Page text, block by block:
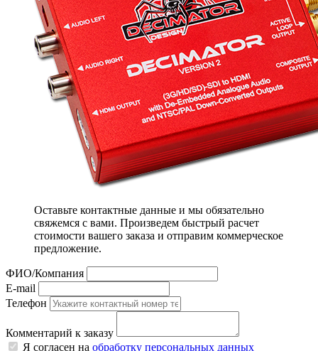
Оставьте контактные данные и мы обязательно
свяжемся с вами. Произведем быстрый расчет
стоимости вашего заказа и отправим коммерческое
предложение.
ФИО/Компания
E-mail
Телефон
Комментарий к заказу
Я согласен на обработку персональных данных